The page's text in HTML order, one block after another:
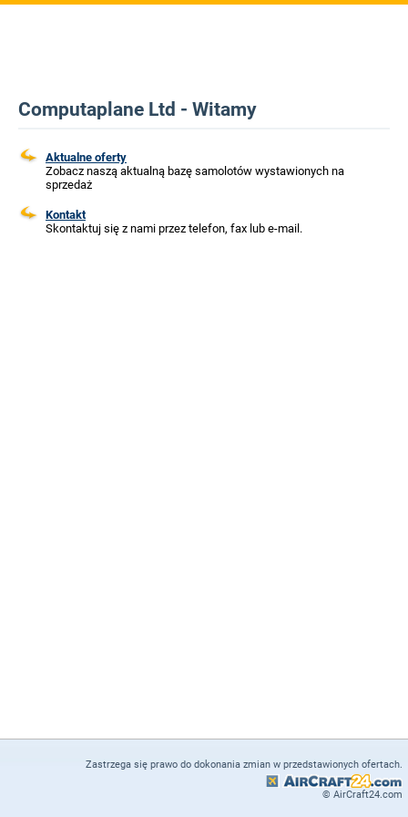
Computaplane Ltd - Witamy
Aktualne oferty
Zobacz naszą aktualną bazę samolotów wystawionych na
sprzedaż
Kontakt
Skontaktuj się z nami przez telefon, fax lub e-mail.
Zastrzega się prawo do dokonania zmian w przedstawionych ofertach.
© AirCraft24.com